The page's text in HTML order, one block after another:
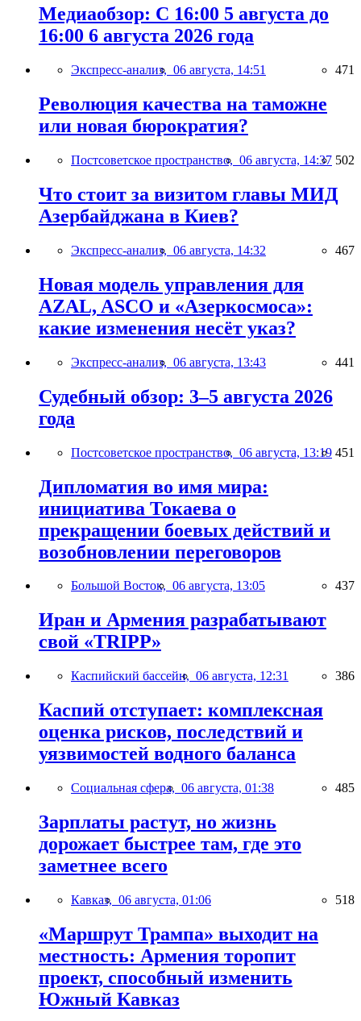
Медиаобзор: С 16:00 5 августа до
16:00 6 августа 2026 года
Экспресс-анализ, 06 августа, 14:51 471
Революция качества на таможне
или новая бюрократия?
Постсоветское пространство, 06 августа, 14:37 502
Что стоит за визитом главы МИД
Азербайджана в Киев?
Экспресс-анализ, 06 августа, 14:32 467
Новая модель управления для
AZAL, ASCO и «Азеркосмоса»:
какие изменения несёт указ?
Экспресс-анализ, 06 августа, 13:43 441
Судебный обзор: 3–5 августа 2026
года
Постсоветское пространство, 06 августа, 13:19 451
Дипломатия во имя мира:
инициатива Токаева о
прекращении боевых действий и
возобновлении переговоров
Большой Восток, 06 августа, 13:05 437
Иран и Армения разрабатывают
свой «TRIPP»
Каспийский бассейн, 06 августа, 12:31 386
Каспий отступает: комплексная
оценка рисков, последствий и
уязвимостей водного баланса
Социальная сфера, 06 августа, 01:38 485
Зарплаты растут, но жизнь
дорожает быстрее там, где это
заметнее всего
Кавказ, 06 августа, 01:06 518
«Маршрут Трампа» выходит на
местность: Армения торопит
проект, способный изменить
Южный Кавказ